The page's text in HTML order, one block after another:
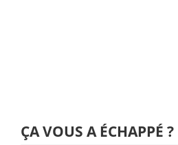
ÇA VOUS A ÉCHAPPÉ ?